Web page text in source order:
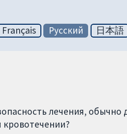
Français Русский 日本語
лечения, обычно